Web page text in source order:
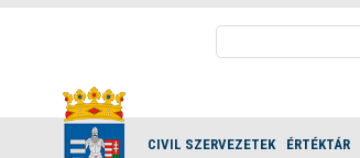
Keresés:
CIVIL SZERVEZETEK ÉRTÉKTÁR